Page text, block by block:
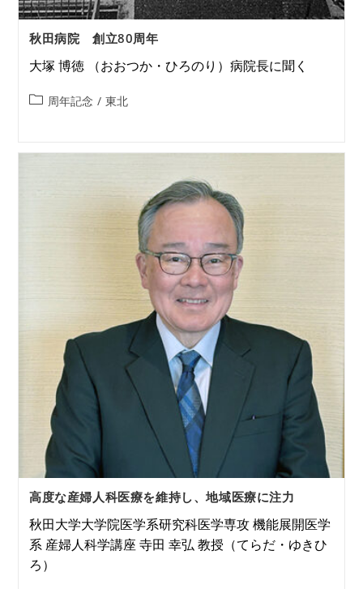
秋田病院 創立80周年
大塚 博徳 （おおつか・ひろのり）病院長に聞く
周年記念 / 東北
高度な産婦人科医療を維持し、地域医療に注力
秋田大学大学院医学系研究科医学専攻 機能展開医学
系 産婦人科学講座 寺田 幸弘 教授（てらだ・ゆきひ
ろ）